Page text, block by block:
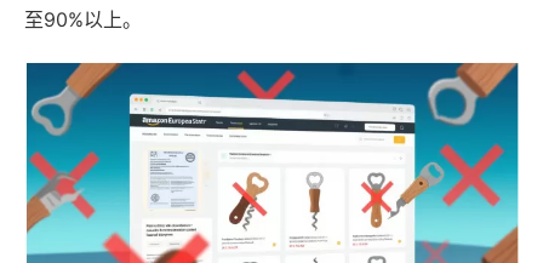
至90%以上。